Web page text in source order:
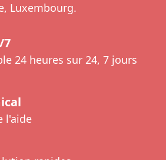
Luxembourg.
7
24 heures sur 24, 7 jours
l'aide